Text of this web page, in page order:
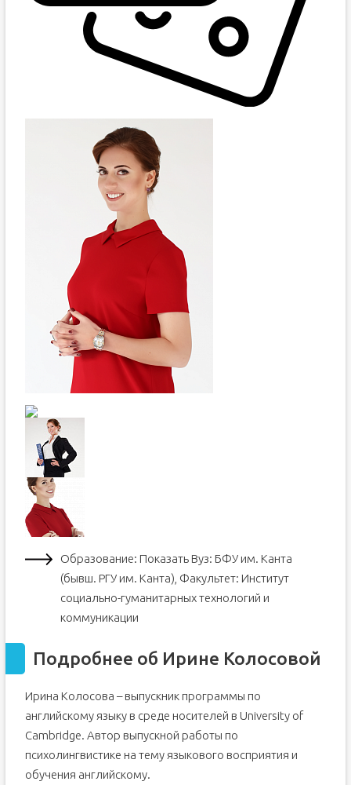
Образование: Показать Вуз: БФУ им. Канта
(бывш. РГУ им. Канта), Факультет: Институт
социально-гуманитарных технологий и
коммуникации
Подробнее об Ирине Колосовой
Ирина Колосова – выпускник программы по
английскому языку в среде носителей в University of
Cambridge. Автор выпускной работы по
психолингвистике на тему языкового восприятия и
обучения английскому.